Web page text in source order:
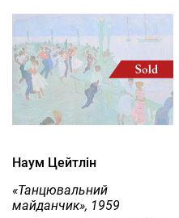
Наум Цейтлін
«Танцювальний
майданчик», 1959